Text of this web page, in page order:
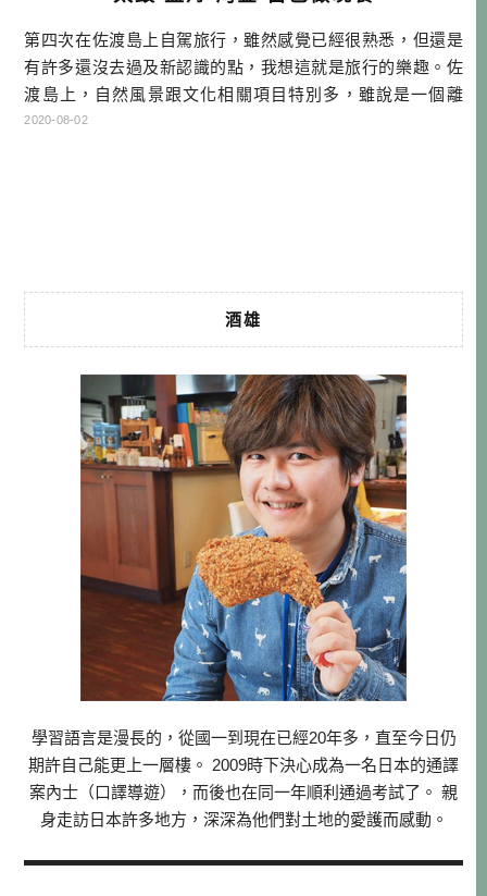
第四次在佐渡島上自駕旅行，雖然感覺已經很熟悉，但還是
有許多還沒去過及新認識的點，我想這就是旅行的樂趣。佐
渡島上，自然風景跟文化相關項目特別多，雖說是一個離
島，但跟其他離島玩法截然不同，我想這也是佐渡島的特色
2020-08-02
酒雄
學習語言是漫長的，從國一到現在已經20年多，直至今日仍
期許自己能更上一層樓。 2009時下決心成為一名日本的通譯
案內士（口譯導遊），而後也在同一年順利通過考試了。 親
身走訪日本許多地方，深深為他們對土地的愛護而感動。